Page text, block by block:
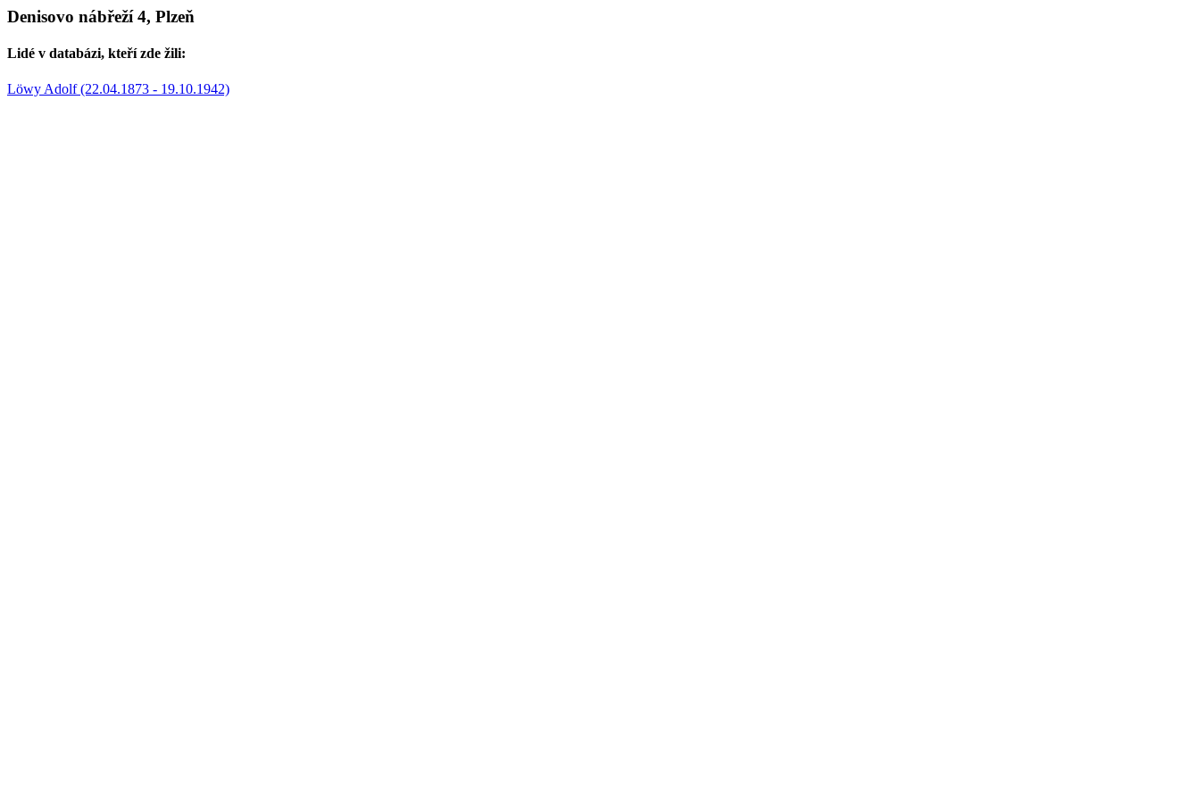
Denisovo nábřeží 4, Plzeň
Lidé v databázi, kteří zde žili:
Löwy Adolf (22.04.1873 - 19.10.1942)